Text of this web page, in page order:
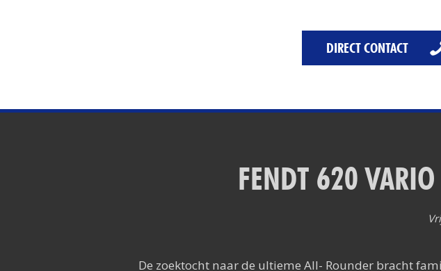
Het
DIRECT CONTACT
FENDT 620
De zoektocht naar de ultieme All- Rounder bracht